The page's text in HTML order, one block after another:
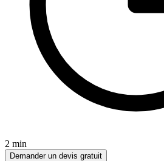
2 min
Demander un devis gratuit